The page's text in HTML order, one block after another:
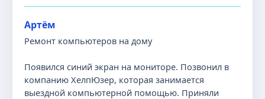
Артём
Ремонт компьютеров на дому
Появился синий экран на мониторе. Позвонил в
компанию ХелпЮзер, которая занимается
выездной компьютерной помощью. Приняли